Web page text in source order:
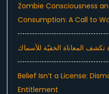
Zombie Consciousness
Consumption: A Call to
تكشف المعاناة الخفيّة للأسماك
Belief Isn’t a License:
Entitlement